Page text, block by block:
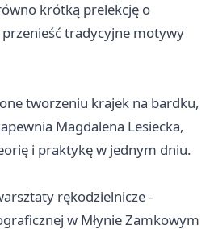
krótką prelekcję o
tradycyjne motywy
tworzeniu krajek na bardku,
Magdalena Lesiecka,
i praktykę w jednym dniu.
rękodzielnicze -
w Młynie Zamkowym